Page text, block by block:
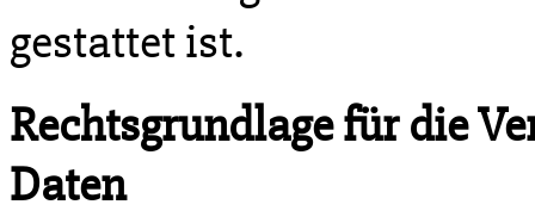
gestattet ist.
Rechtsgrundlage für die
Daten